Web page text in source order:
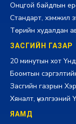
Онцгой байдлын
Стандарт, хэмжил
Төрийн худалдан
ЗАСГИЙН ГАЗАР
20 минутын хот
Боомтын
Засгийн газрын
Хяналт, үнэлгээний
ЯАМД